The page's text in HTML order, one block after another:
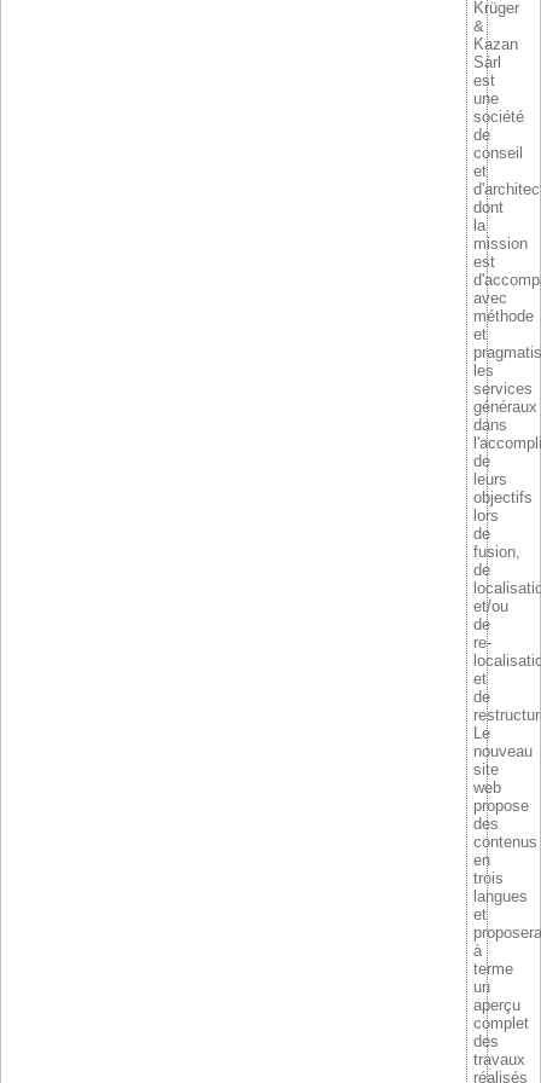
Krüger
&
Kazan
Sàrl
est
une
société
de
conseil
et
dont
la
mission
est
avec
méthode
et
les
services
généraux
dans
de
leurs
objectifs
lors
de
fusion,
de
et/ou
de
re-
et
de
Le
nouveau
site
web
propose
des
contenus
en
trois
langues
et
proposera
à
terme
un
aperçu
complet
des
travaux
réalisés